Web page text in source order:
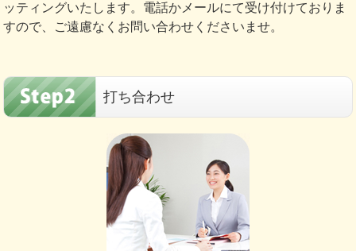
ッティングいたします。電話かメールにて受け付けておりま
すので、ご遠慮なくお問い合わせくださいませ。
打ち合わせ